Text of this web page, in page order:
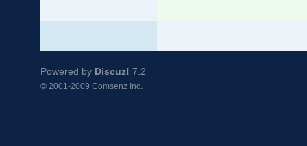
Powered by Discuz! 7.2
© 2001-2009 Comsenz Inc.